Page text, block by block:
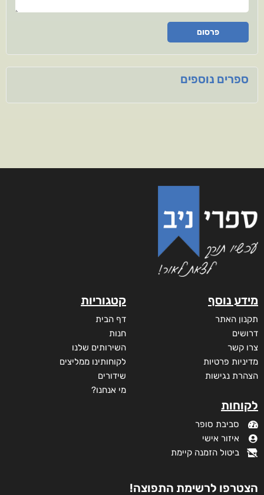
פרסום
ספרים נוספים
מידע נוסף
תקנון האתר
דרושים
צרו קשר
מדיניות פרטיות
הצהרת נגישות
לקוחות
סביבת סופר
איזור אישי
ביטול הזמנה קיימת
קטגוריות
דף הבית
חנות
השירותים שלנו
לקוחותינו ממליצים
שידורים
מי אנחנו?
הצטרפו לרשימת התפוצה!